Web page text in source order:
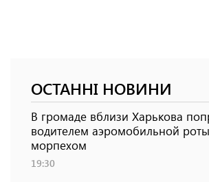
ОСТАННІ НОВИНИ
В громаде вблизи Харькова
водителем аэромобильной
морпехом
19:30